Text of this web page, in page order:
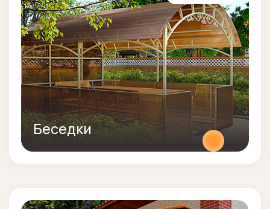
Беседки